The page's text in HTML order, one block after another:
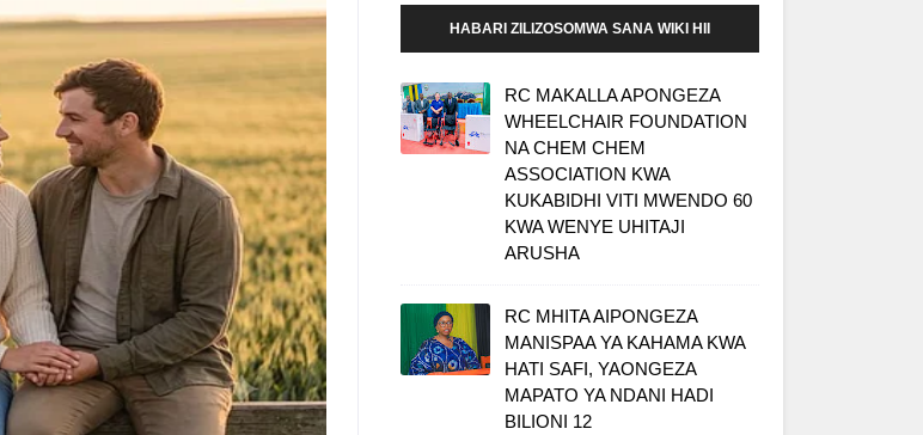
HABARI ZILIZOSOMWA SANA WIKI HII
RC MAKALLA APONGEZA
WHEELCHAIR FOUNDATION
NA CHEM CHEM
ASSOCIATION KWA
KUKABIDHI VITI MWENDO 60
KWA WENYE UHITAJI
ARUSHA
RC MHITA AIPONGEZA
MANISPAA YA KAHAMA KWA
HATI SAFI, YAONGEZA
MAPATO YA NDANI HADI
BILIONI 12